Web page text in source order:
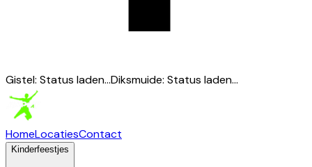
Gistel: Status laden...Diksmuide: Status laden...
HomeLocatiesContact
Kinderfeestjes